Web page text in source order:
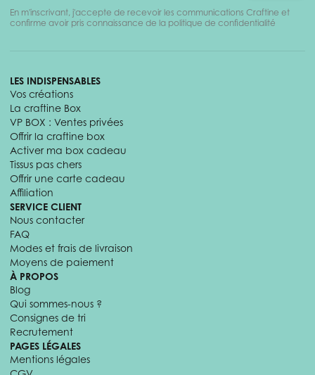
En m'inscrivant, j'accepte de recevoir les communications Craftine et
confirme avoir pris connaissance de la politique de confidentialité
LES INDISPENSABLES
Vos créations
La craftine Box
VP BOX : Ventes privées
Offrir la craftine box
Activer ma box cadeau
Tissus pas chers
Offrir une carte cadeau
Affiliation
SERVICE CLIENT
Nous contacter
FAQ
Modes et frais de livraison
Moyens de paiement
À PROPOS
Blog
Qui sommes-nous ?
Consignes de tri
Recrutement
PAGES LÉGALES
Mentions légales